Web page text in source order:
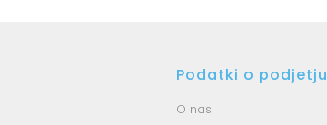
Podatki o podjetju
O nas